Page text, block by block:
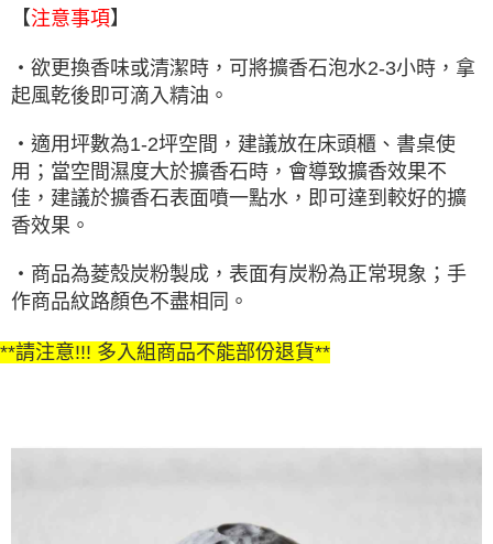
【注意事項】
・欲更換香味或清潔時，可將擴香石泡水2-3小時，拿
起風乾後即可滴入精油。
・適用坪數為1-2坪空間，建議放在床頭櫃、書桌使
用；當空間濕度大於擴香石時，會導致擴香效果不
佳，建議於擴香石表面噴一點水，即可達到較好的擴
香效果。
・商品為菱殼炭粉製成，表面有炭粉為正常現象；手
作商品紋路顏色不盡相同。
**請注意!!! 多入組商品不能部份退貨**